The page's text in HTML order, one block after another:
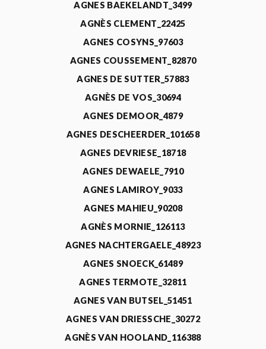
AGNES BAEKELANDT_3499
AGNÈS CLEMENT_22425
AGNES COSYNS_97603
AGNES COUSSEMENT_82870
AGNES DE SUTTER_57883
AGNÈS DE VOS_30694
AGNES DEMOOR_4879
AGNES DESCHEERDER_101658
AGNES DEVRIESE_18718
AGNES DEWAELE_7910
AGNES LAMIROY_9033
AGNES MAHIEU_90208
AGNÈS MORNIE_126113
AGNES NACHTERGAELE_48923
AGNES SNOECK_61489
AGNES TERMOTE_32811
AGNES VAN BUTSEL_51451
AGNES VAN DRIESSCHE_30272
AGNÈS VAN HOOLAND_116388